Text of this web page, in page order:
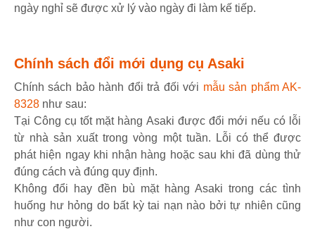
ngày nghỉ sẽ được xử lý vào ngày đi làm kế tiếp.
Chính sách đổi mới dụng cụ Asaki
Chính sách bảo hành đổi trả đối với mẫu sản phẩm AK-
8328 như sau:
Tại Công cụ tốt mặt hàng Asaki được đổi mới nếu có lỗi
từ nhà sản xuất trong vòng một tuần. Lỗi có thể được
phát hiện ngay khi nhận hàng hoặc sau khi đã dùng thử
đúng cách và đúng quy định.
Không đổi hay đền bù mặt hàng Asaki trong các tình
huống hư hỏng do bất kỳ tai nạn nào bởi tự nhiên cũng
như con người.